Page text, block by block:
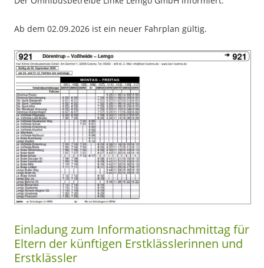
Ab dem 02.09.2026 ist ein neuer Fahrplan gültig.
Einladung zum Informationsnachmittag für
Eltern der künftigen Erstklässlerinnen und
Erstklässler